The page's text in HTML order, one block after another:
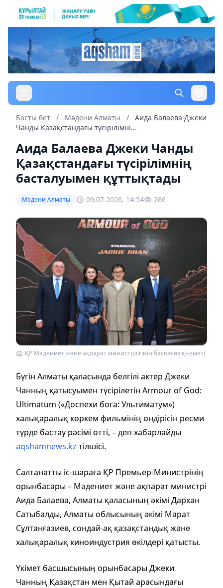
Басты бет / Мәдени Алматы /
Аида Балаева Джеки
Чанды Қазақстандағы түсірілімні...
Аида Балаева Джеки Чанды
Қазақстандағы түсірілімнің
басталуымен құттықтады
Мәдени Алматы 09.07.2026, 14:54 286
ҚР Мәдениет және ақпарат министрлігінің баспасөз қызметі
Бүгін Алматы қаласында белгілі актер Джеки
Чанның қатысуымен түсірілетін Armour of God:
Ultimatum («Доспехи бога: Ультиматум»)
халықаралық көркем фильмінің өндірісін ресми
түрде бастау рәсімі өтті, – деп хабарлайды
aqshamnews.kz тілшісі.
Салтанатты іс-шараға ҚР Премьер-Министрінің
орынбасары – Мәдениет және ақпарат министрі
Аида Балаева, Алматы қаласының әкімі Дархан
Сатыбалды, Алматы облысының әкімі Марат
Сұлтанғазиев, сондай-ақ қазақстандық және
халықаралық киноиндустрия өкілдері қатысты.
Үкімет басшысының орынбасары Джеки
Чанның Қазақстан мен Қытай арасындағы